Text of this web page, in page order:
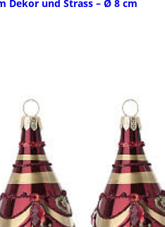
Dekor und Strass – Ø 8 cm